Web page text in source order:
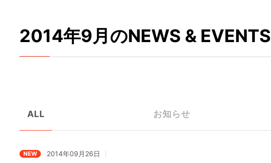
2014年9月のNEWS & EVENTS
ALL お知らせ
NEW 2014年09月26日